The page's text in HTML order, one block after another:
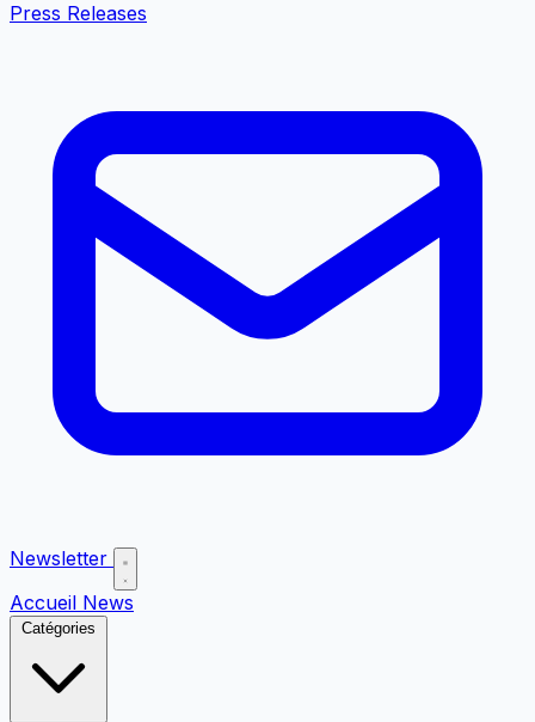
Press Releases
Newsletter
Accueil News
Catégories